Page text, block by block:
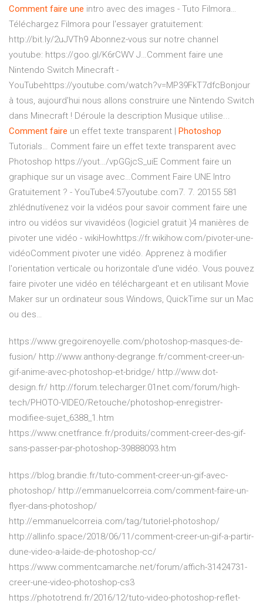
Comment faire une intro avec des images - Tuto Filmora…
Téléchargez Filmora pour l'essayer gratuitement:
http://bit.ly/2uJVTh9 Abonnez-vous sur notre channel
youtube: https://goo.gl/K6rCWV J…Comment faire une
Nintendo Switch Minecraft -
YouTubehttps://youtube.com/watch?v=MP39FkT7dfcBonjour
à tous, aujourd'hui nous allons construire une Nintendo Switch
dans Minecraft ! Déroule la description Musique utilise...
Comment faire un effet texte transparent |
Photoshop
Tutorials… Comment faire un effet texte transparent avec
Photoshop https://yout…/vpGGjcS_uiE Comment faire un
graphique sur un visage avec…Comment Faire UNE Intro
Gratuitement ? - YouTube4:57youtube.com7. 7. 20155 581
zhlédnutívenez voir la vidéos pour savoir comment faire une
intro ou vidéos sur vivavidéos (logiciel gratuit )4 manières de
pivoter une vidéo - wikiHowhttps://fr.wikihow.com/pivoter-une-
vidéoComment pivoter une vidéo. Apprenez à modifier
l'orientation verticale ou horizontale d'une vidéo. Vous pouvez
faire pivoter une vidéo en téléchargeant et en utilisant Movie
Maker sur un ordinateur sous Windows, QuickTime sur un Mac
ou des…
https://www.gregoirenoyelle.com/photoshop-masques-de-
fusion/ http://www.anthony-degrange.fr/comment-creer-un-
gif-anime-avec-photoshop-et-bridge/ http://www.dot-
design.fr/ http://forum.telecharger.01net.com/forum/high-
tech/PHOTO-VIDEO/Retouche/photoshop-enregistrer-
modifiee-sujet_6388_1.htm
https://www.cnetfrance.fr/produits/comment-creer-des-gif-
sans-passer-par-photoshop-39888093.htm
https://blog.brandie.fr/tuto-comment-creer-un-gif-avec-
photoshop/ http://emmanuelcorreia.com/comment-faire-un-
flyer-dans-photoshop/
http://emmanuelcorreia.com/tag/tutoriel-photoshop/
http://allinfo.space/2018/06/11/comment-creer-un-gif-a-partir-
dune-video-a-laide-de-photoshop-cc/
https://www.commentcamarche.net/forum/affich-31424731-
creer-une-video-photoshop-cs3
https://phototrend.fr/2016/12/tuto-video-photoshop-reflet-